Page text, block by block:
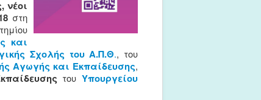
νέοι
στη
και
Σχολής του Α.Π.Θ., του
Αγωγής και Εκπαίδευσης,
τουΥπουργείου